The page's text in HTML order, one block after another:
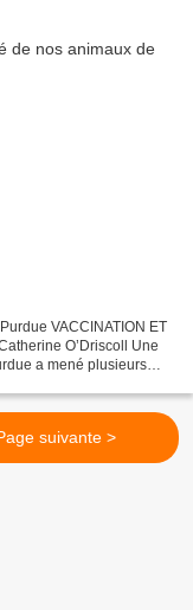
VACCINATION ET
O’Driscoll Une
a mené plusieurs
suivante >